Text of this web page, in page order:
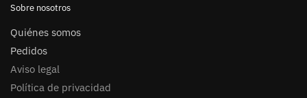
Sobre nosotros
Quiénes somos
Pedidos
Aviso legal
Política de privacidad